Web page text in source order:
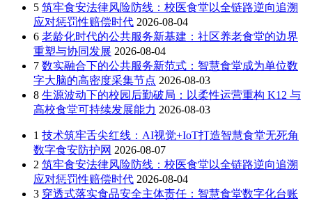
5 筑牢食安法律风险防线：校医食堂以全链路逆向追溯
应对惩罚性赔偿时代 2026-08-04
6 老龄化时代的公共服务新基建：社区养老食堂的边界
重塑与协同发展 2026-08-04
7 数实融合下的公共服务新范式：智慧食堂成为单位数
字大脑的高密度采集节点 2026-08-03
8 生源波动下的校园后勤破局：以柔性运营重构 K12 与
高校食堂可持续发展能力 2026-08-03
1 技术筑牢舌尖红线：AI视觉+IoT打造智慧食堂无死角
数字食安防护网 2026-08-07
2 筑牢食安法律风险防线：校医食堂以全链路逆向追溯
应对惩罚性赔偿时代 2026-08-04
3 穿透式落实食品安全主体责任：智慧食堂数字化台账